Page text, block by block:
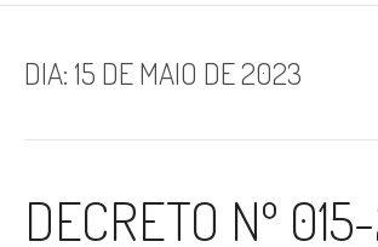
DIA: 15 DE MAIO DE 2023
DECRETO Nº